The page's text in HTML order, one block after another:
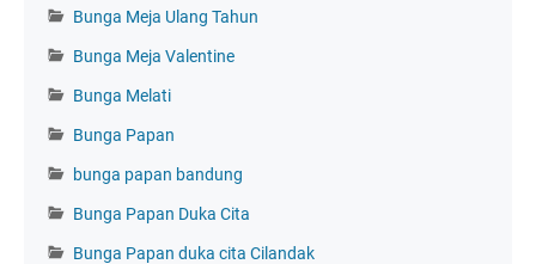
Bunga Meja Ulang Tahun
Bunga Meja Valentine
Bunga Melati
Bunga Papan
bunga papan bandung
Bunga Papan Duka Cita
Bunga Papan duka cita Cilandak